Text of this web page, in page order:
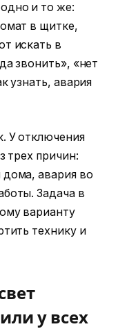
и то же:
в щитке,
искать в
звонить», «нет
узнать, авария
У отключения
трех причин:
авария во
Задача в
варианту
технику и
у всех